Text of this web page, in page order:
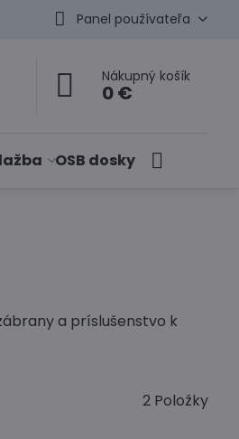
Panel používateľa
Nákupný košík
0 €
OSB dosky
a príslušenstvo k
2 Položky